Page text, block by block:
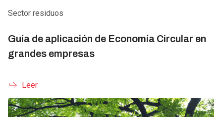
Sector residuos
Guía de aplicación de Economía Circular en
grandes empresas
Leer